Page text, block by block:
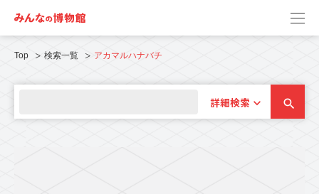
Top 検索一覧 アカマルハナバチ
詳細検索